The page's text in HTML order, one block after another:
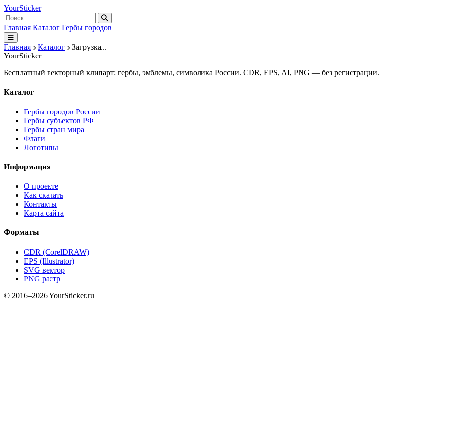
YourSticker
Главная Каталог Гербы городов
Главная Каталог
Загрузка...
YourSticker
Бесплатный векторный клипарт: гербы, эмблемы, символика России. CDR, EPS, AI, PNG — без регистрации.
Каталог
Гербы городов России
Гербы субъектов РФ
Гербы стран мира
Флаги
Логотипы
Информация
О проекте
Как скачать
Контакты
Карта сайта
Форматы
CDR (CorelDRAW)
EPS (Illustrator)
SVG вектор
PNG растр
© 2016–2026 YourSticker.ru